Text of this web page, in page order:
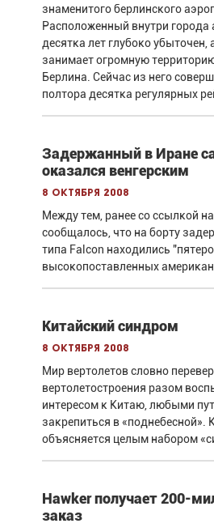
знаменитого берлинского
Расположенный внутри города
десятка лет глубоко убыточен,
занимает огромную
Берлина. Сейчас из него
полтора десятка регулярных
Задержанный в Иране
оказался венгерским
8 октября 2008
Между тем, ранее со ссылкой
сообщалось, что на борту
типа Falcon находились "пятеро
высокопоставленных
Китайский синдром
8 октября 2008
Мир вертолетов словно
вертолетостроения разом
интересом к Китаю, любыми
закрепиться в «поднебесной».
объясняется целым набором
Hawker получает 200-
заказ